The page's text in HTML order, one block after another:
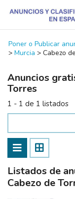
Poner o Publicar
> Murcia > Cabezo
Anuncios
Torres
1 - 1 de 1 listados
Listados de
Cabezo de